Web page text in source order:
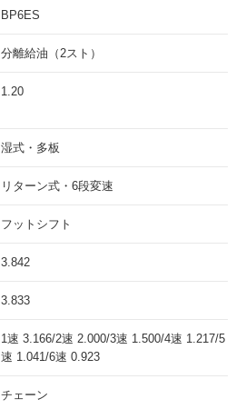
BP6ES
分離給油（2スト）
1.20
湿式・多板
リターン式・6段変速
フットシフト
3.842
3.833
1速 3.166/2速 2.000/3速 1.500/4速 1.217/5
速 1.041/6速 0.923
チェーン